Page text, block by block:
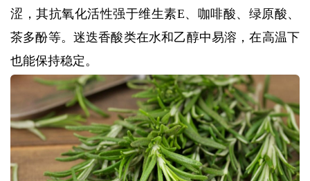
涩，其抗氧化活性强于维生素E、咖啡酸、绿原酸、
茶多酚等。迷迭香酸类在水和乙醇中易溶，在高温下
也能保持稳定。